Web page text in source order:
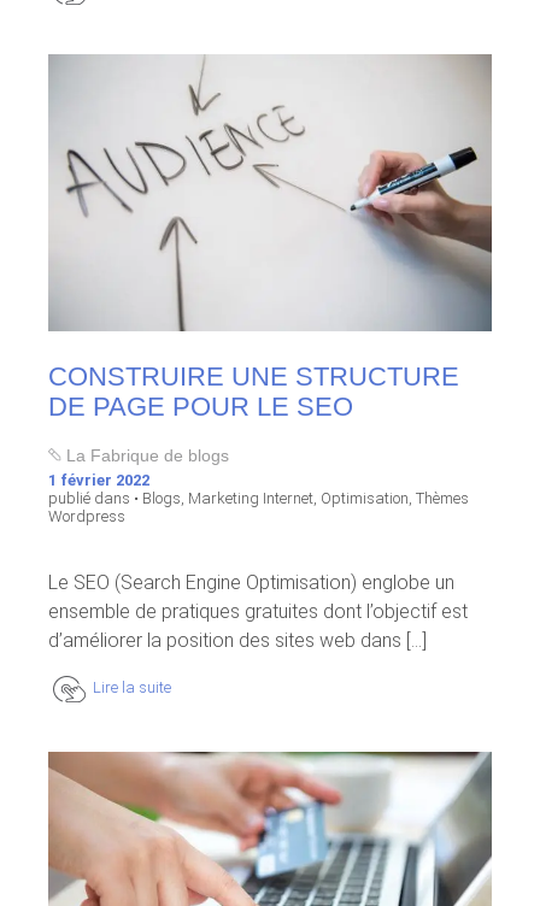
CONSTRUIRE UNE STRUCTURE
DE PAGE POUR LE SEO
La Fabrique de blogs
1 février 2022
publié dans • Blogs, Marketing Internet, Optimisation, Thèmes
Wordpress
Le SEO (Search Engine Optimisation) englobe un
ensemble de pratiques gratuites dont l’objectif est
d’améliorer la position des sites web dans [...]
Lire la suite